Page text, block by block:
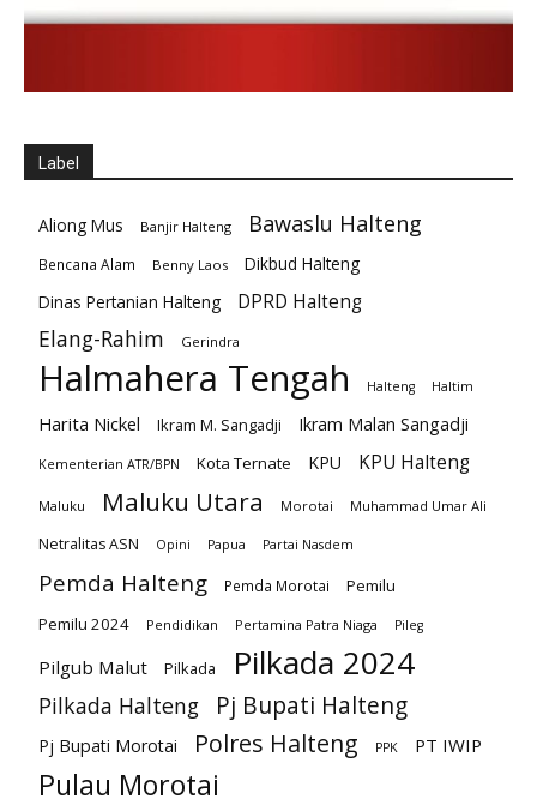
Label
Aliong Mus Banjir Halteng Bawaslu Halteng
Bencana Alam Benny Laos
Dikbud Halteng
Dinas Pertanian Halteng
DPRD Halteng
Elang-Rahim Gerindra
Halmahera Tengah Halteng Haltim
Harita Nickel Ikram M. Sangadji Ikram Malan Sangadji
Kementerian ATR/BPN Kota Ternate KPU KPU Halteng
Maluku Maluku Utara Morotai Muhammad Umar Ali
Netralitas ASN Opini Papua Partai Nasdem
Pemda Halteng Pemda Morotai
Pemilu
Pemilu 2024
Pendidikan Pertamina Patra Niaga Pileg
Pilgub Malut Pilkada Pilkada 2024
Pilkada Halteng Pj Bupati Halteng
Pj Bupati Morotai Polres Halteng PPK PT IWIP
Pulau Morotai